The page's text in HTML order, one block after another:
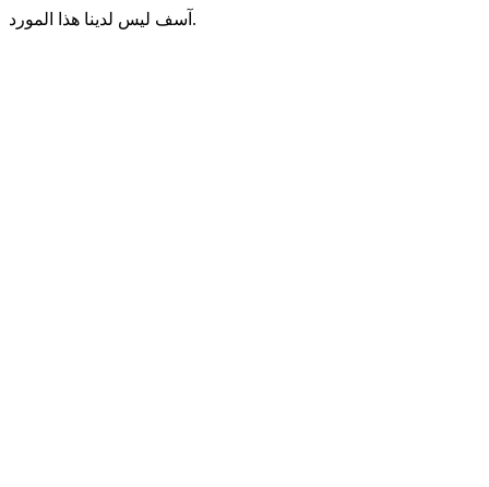
آسف ليس لدينا هذا المورد.